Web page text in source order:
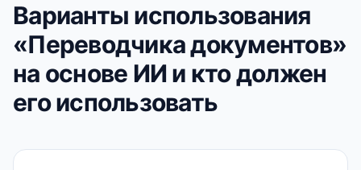
Варианты использования
«Переводчика документов»
на основе ИИ и кто должен
его использовать